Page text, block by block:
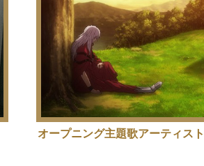
オープニング主題歌アーティス